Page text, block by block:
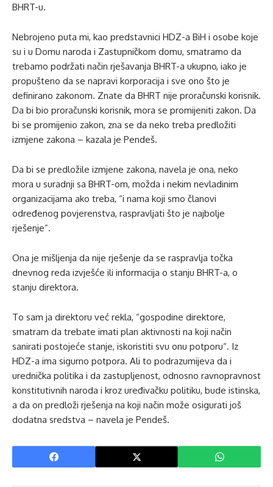
BHRT-u.
Nebrojeno puta mi, kao predstavnici HDZ-a BiH i osobe koje
su i u Domu naroda i Zastupničkom domu, smatramo da
trebamo podržati način rješavanja BHRT-a ukupno, iako je
propušteno da se napravi korporacija i sve ono što je
definirano zakonom. Znate da BHRT nije proračunski korisnik.
Da bi bio proračunski korisnik, mora se promijeniti zakon. Da
bi se promijenio zakon, zna se da neko treba predložiti
izmjene zakona – kazala je Pendeš.
Da bi se predložile izmjene zakona, navela je ona, neko
mora u suradnji sa BHRT-om, možda i nekim nevladinim
organizacijama ako treba, “i nama koji smo članovi
određenog povjerenstva, raspravljati što je najbolje
rješenje”.
Ona je mišljenja da nije rješenje da se raspravlja točka
dnevnog reda izvješće ili informacija o stanju BHRT-a, o
stanju direktora.
To sam ja direktoru već rekla, “gospodine direktore,
smatram da trebate imati plan aktivnosti na koji način
sanirati postojeće stanje, iskoristiti svu onu potporu“. Iz
HDZ-a ima sigurno potpora. Ali to podrazumijeva da i
urednička politika i da zastupljenost, odnosno ravnopravnost
konstitutivnih naroda i kroz uređivačku politiku, bude istinska,
a da on predloži rješenja na koji način može osigurati još
dodatna sredstva – navela je Pendeš.